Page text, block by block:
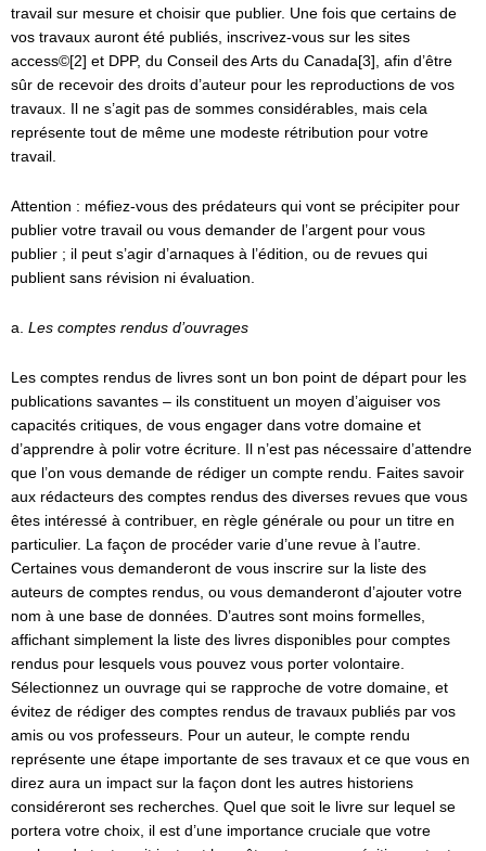
travail sur mesure et choisir que publier. Une fois que certains de
vos travaux auront été publiés, inscrivez-vous sur les sites
access©[2] et DPP, du Conseil des Arts du Canada[3], afin d’être
sûr de recevoir des droits d’auteur pour les reproductions de vos
travaux. Il ne s’agit pas de sommes considérables, mais cela
représente tout de même une modeste rétribution pour votre
travail.
Attention : méfiez-vous des prédateurs qui vont se précipiter pour
publier votre travail ou vous demander de l’argent pour vous
publier ; il peut s’agir d’arnaques à l’édition, ou de revues qui
publient sans révision ni évaluation.
a. Les comptes rendus d’ouvrages
Les comptes rendus de livres sont un bon point de départ pour les
publications savantes – ils constituent un moyen d’aiguiser vos
capacités critiques, de vous engager dans votre domaine et
d’apprendre à polir votre écriture. Il n’est pas nécessaire d’attendre
que l’on vous demande de rédiger un compte rendu. Faites savoir
aux rédacteurs des comptes rendus des diverses revues que vous
êtes intéressé à contribuer, en règle générale ou pour un titre en
particulier. La façon de procéder varie d’une revue à l’autre.
Certaines vous demanderont de vous inscrire sur la liste des
auteurs de comptes rendus, ou vous demanderont d’ajouter votre
nom à une base de données. D’autres sont moins formelles,
affichant simplement la liste des livres disponibles pour comptes
rendus pour lesquels vous pouvez vous porter volontaire.
Sélectionnez un ouvrage qui se rapproche de votre domaine, et
évitez de rédiger des comptes rendus de travaux publiés par vos
amis ou vos professeurs. Pour un auteur, le compte rendu
représente une étape importante de ses travaux et ce que vous en
direz aura un impact sur la façon dont les autres historiens
considéreront ses recherches. Quel que soit le livre sur lequel se
portera votre choix, il est d’une importance cruciale que votre